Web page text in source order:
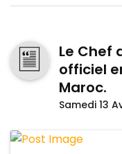
Le Chef
officiel
Maroc.
Samedi 13